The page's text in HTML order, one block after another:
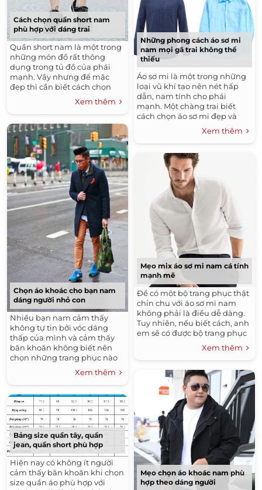
Cách chọn quần short nam
phù hợp với dáng trai
Quần short nam là một trong
những món đồ rất thông
dụng trong tủ đồ của phái
mạnh. Vậy nhưng để mặc
đẹp thì cần biết cách chọn
size quần short nam đúng
cách. Bài viết dưới đây sẽ
hướng dẫn chi tiết cách chọn
size quần short cho các bạn
tham khảo và áp dụng.
Xem thêm
Chọn áo khoác cho bạn nam
dáng người nhỏ con
Nhiều bạn nam cảm thấy
không tự tin bởi vóc dáng
thấp của mình và cảm thấy
băn khoăn không biết nên
chọn những trang phục nào
để “ăn gian” vài phân chiều
cao. Đặc biệt, những chiếc áo
khoác thu đông cho nam
dường như thiết kế ra chỉ để
dành cho những người có
chiều cao vậy. Như thế có
phải quá thiệt thòi cho họ
không?
Xem thêm
Bảng size quần tây, quần
jean, quần short phù hợp
Hiện nay có không ít người
cảm thấy băn khoăn khi chọn
size quần áo phù hợp với
Những phong cách áo sơ mi
nam mọi gã trai không thể
thiếu
Áo sơ mi là một trong những
loại vũ khí tạo nên nét hấp
dẫn, nam tính cho phái
mạnh. Một chàng trai biết
cách chọn áo sơ mi đẹp và
biết kiểu áo nào sẽ phù hợp
với từng hoàn cảnh sẽ dễ
dàng lấy được thiện cảm của
đối phương.
Xem thêm
Mẹo mix áo sơ mi nam cá tính
mạnh mẽ
Để có một bộ trang phục thật
chỉn chu với áo sơ mi nam
không phải là điều dễ dàng.
Tuy nhiên, nếu biết cách, anh
em sẽ có được bộ trang phục
hoàn hảo nhất cho ngày làm
việc hay buổi hẹn hò.
Coolmate sẽ hướng dẫn bạn
cách lựa chọn áo sơ mi nam
chuẩn nhất và chất nhất.
Chúng ta hãy cùng bắt tay
vào mix&match; cho chiếc áo
sơ mi của mình thôi.
Xem thêm
Mẹo chọn áo khoác nam phù
hợp theo dáng người